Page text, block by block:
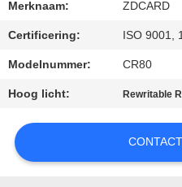
GEVALLEN
SITEMAP
PRIVACY
POLICY
Merknaam: ZDCARD
Certificering: ISO 9001,
Modelnummer: CR80
Hoog licht: Rewritable